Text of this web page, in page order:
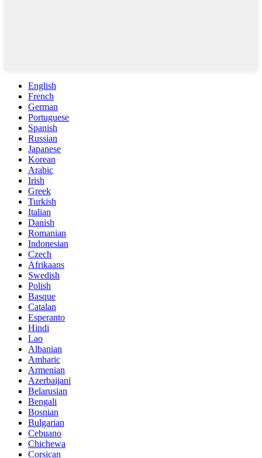
English
French
German
Portuguese
Spanish
Russian
Japanese
Korean
Arabic
Irish
Greek
Turkish
Italian
Danish
Romanian
Indonesian
Czech
Afrikaans
Swedish
Polish
Basque
Catalan
Esperanto
Hindi
Lao
Albanian
Amharic
Armenian
Azerbaijani
Belarusian
Bengali
Bosnian
Bulgarian
Cebuano
Chichewa
Corsican